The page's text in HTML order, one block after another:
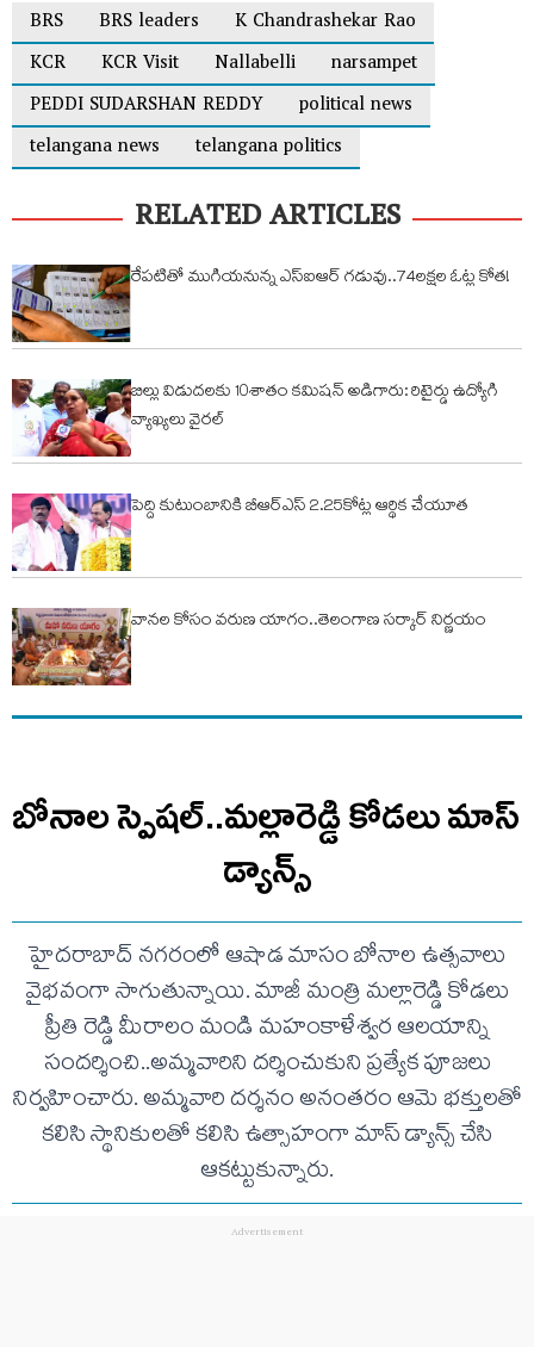
BRS
BRS leaders
K Chandrashekar Rao
KCR
KCR Visit Nallabelli
narsampet
PEDDI SUDARSHAN REDDY
political news
telangana news
telangana politics
RELATED ARTICLES
రేపటితో ముగియనున్న ఎస్‌ఐఆర్ గడువు..74లక్షల ఓట్ల కోత!
బిల్లు విడుదలకు 10శాతం కమిషన్ అడిగారు: రిటైర్డు ఉద్యోగి
వ్యాఖ్యలు వైరల్
పెద్ది కుటుంబానికి బీఆర్ఎస్ 2.25కోట్ల ఆర్థిక చేయూత
వానల కోసం వరుణ యాగం..తెలంగాణ సర్కార్ నిర్ణయం
బోనాల స్పెషల్..మల్లారెడ్డి కోడలు మాస్
డ్యాన్స్
హైదరాబాద్ నగరంలో ఆషాడ మాసం బోనాల ఉత్సవాలు
వైభవంగా సాగుతున్నాయి. మాజీ మంత్రి మల్లారెడ్డి కోడలు
ప్రీతి రెడ్డి మీరాలం మండి మహంకాళేశ్వర ఆలయాన్ని
సందర్శించి..అమ్మవారిని దర్శించుకుని ప్రత్యేక పూజలు
నిర్వహించారు. అమ్మవారి దర్శనం అనంతరం ఆమె భక్తులతో
కలిసి స్థానికులతో కలిసి ఉత్సాహంగా మాస్ డ్యాన్స్ చేసి
ఆకట్టుకున్నారు.